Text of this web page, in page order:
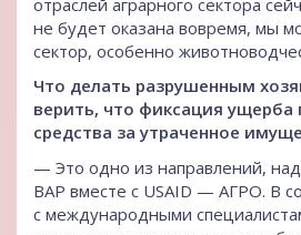
не будет оказана вовремя, мы
сектор, особенно
Что делать разрушенным
верить, что фиксация ущерба
средства за утраченное
— Это одно из направлений,
ВАР вместе с USAID — АГРО. В
с международными